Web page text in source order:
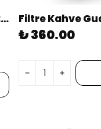
Papua Yeni Gine Filtre Kahve 250g (Öğütülmüş)
₺ 360.00